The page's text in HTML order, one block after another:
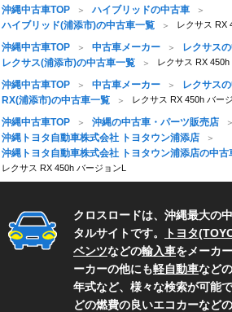
沖縄中古車TOP
ハイブリッドの中古車
ハイブリッド(浦添市)の中古車一覧
レクサス RX
沖縄中古車TOP 中古車メーカー
レクサス
レクサス(浦添市)の中古車一覧
レクサス RX 450h
沖縄中古車TOP 中古車メーカー
レクサス
RX(浦添市)の中古車一覧
レクサス RX 450h バー
沖縄中古車TOP 沖縄の中古車・パーツ販売店
沖縄トヨタ自動車株式会社 トヨタウン浦添店
沖縄トヨタ自動車株式会社 トヨタウン浦添店の中古
レクサス RX 450h バージョンL
クロスロードは、沖縄最大の
タルサイトです。
トヨタ
ベンツなどの輸入車をメーカ
ーカーの他にも軽自動車など
年式など、様々な検索が可能で
どの燃費の良いエコカーなど